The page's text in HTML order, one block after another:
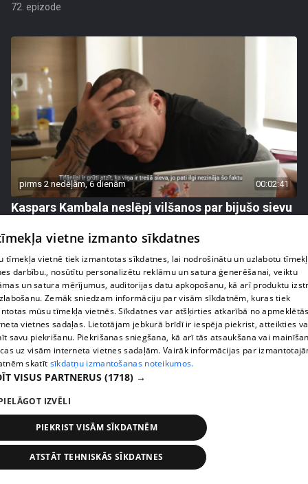
72. epizode
pirms 2 nedēļām, 6 dienām 00:02:41
Kaspars Kambala neslēpj vilšanos par bijušo sievu
72. epizode
pirms 2 nedēļām, 6 dienām
Draudzene aicina pārvākties Magoni uz Kurzemes
pusi
73. epizode
vietne izmanto sīkdatnes
tīmekļa vietnē tiek izmantotas sīkdatnes, lai nodrošinātu un uzlabotu
darbību., nosūtītu personalizētu reklāmu un satura ģenerēšanai, veiktu
un satura mērījumus, auditorijas datu apkopošanu, kā arī produktu
Zemāk sniedzam informāciju par visām sīkdatnēm, kuras tiek
mūsu tīmekļa vietnēs. Sīkdatnes var atšķirties atkarībā no
vietnes sadaļas. Lietotājam jebkurā brīdī ir iespēja piekrist, atteikties
savu piekrišanu. Piekrišanas sniegšana, kā arī tās atsaukšana vai
uz visām interneta vietnes sadaļām. Vairāk informācijas par
skatīt sīkdatņu izmantošanas noteikumos.
VISUS PARTNERUS (1718) →
IZVĒLI
PIEKRIST VISĀM SĪKDATNĒM
ATSTĀT TEHNISKĀS SĪKDATNES